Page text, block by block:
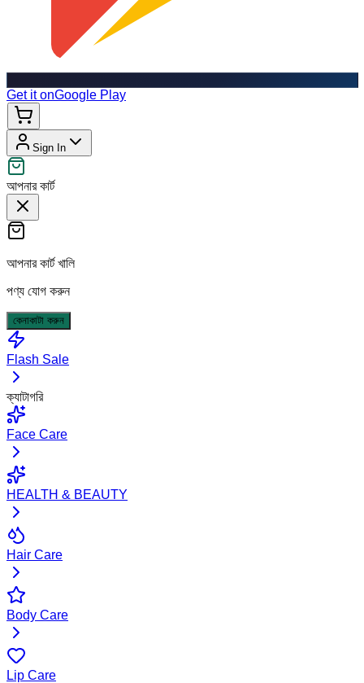
Get it onGoogle Play
Sign In
আপনার কার্ট
আপনার কার্ট খালি
পণ্য যোগ করুন
কেনাকাটা করুন
Flash Sale
ক্যাটাগরি
Face Care
HEALTH & BEAUTY
Hair Care
Body Care
Lip Care